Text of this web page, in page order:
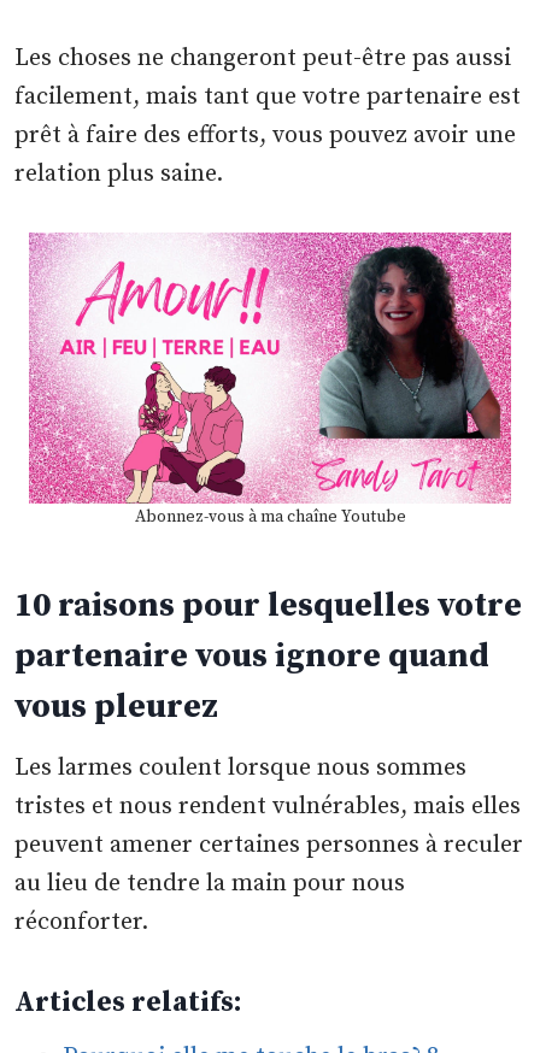
Les choses ne changeront peut-être pas aussi
facilement, mais tant que votre partenaire est
prêt à faire des efforts, vous pouvez avoir une
relation plus saine.
Abonnez-vous à ma chaîne Youtube
10 raisons pour lesquelles votre
partenaire vous ignore quand
vous pleurez
Les larmes coulent lorsque nous sommes
tristes et nous rendent vulnérables, mais elles
peuvent amener certaines personnes à reculer
au lieu de tendre la main pour nous
réconforter.
Articles relatifs: